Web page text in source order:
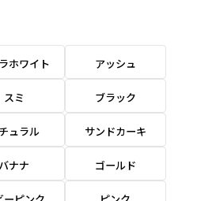
ホワイト アッシュ
スミ ブラック
ュラル サンドカーキ
ナナ ゴールド
要画像確認）［ +298円
送りします。ご確認のお
作開始いたします。
円 ］
能です。
）［+1,298円］
送りします。ご確認のお
(45x180)
準サイズでは大きすぎると
数を増やしたい場合はこ
りスリムな印象を受けま
(180x45)
準サイズでは大きすぎると
数を増やしたい場合はこ
りスリムな印象を受けま
チチと
左棒袋縫い
袋縫い
のみ）
上下棒袋縫い
（上と下）
上下4つ
業日）
上棒袋縫い
（上のみ）
その他
）の場合だと
リットが入ります